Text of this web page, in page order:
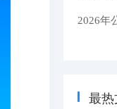
2026年
最热